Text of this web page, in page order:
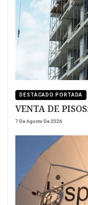
DESTACADO PORTADA
VENTA DE
7 De Agosto De 2026